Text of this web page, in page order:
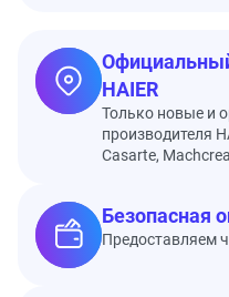
HAIER
Только новые и
производителя
Casarte,
Безопасная
Предоставляем